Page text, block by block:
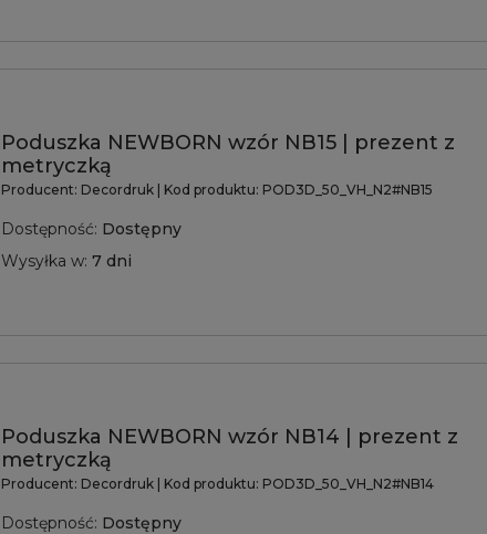
Poduszka NEWBORN wzór NB15 | prezent z
metryczką
Producent: Decordruk | Kod produktu: POD3D_50_VH_N2#NB15
Dostępność: Dostępny
Wysyłka w: 7 dni
Poduszka NEWBORN wzór NB14 | prezent z
metryczką
Producent: Decordruk | Kod produktu: POD3D_50_VH_N2#NB14
Dostępność: Dostępny